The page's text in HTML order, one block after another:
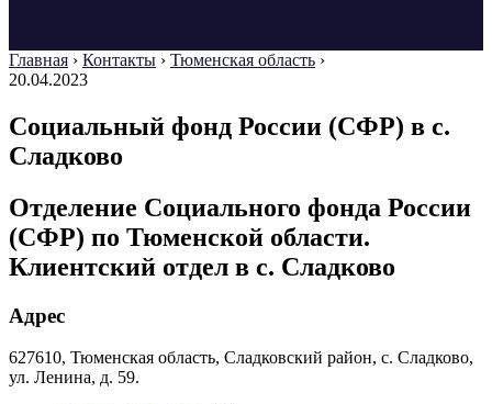
Главная › Контакты › Тюменская область ›
20.04.2023
Социальный фонд России (СФР) в с.
Сладково
Отделение Социального фонда России
(СФР) по Тюменской области.
Клиентский отдел в с. Сладково
Адрес
627610, Тюменская область, Сладковский район, с. Сладково,
ул. Ленина, д. 59.